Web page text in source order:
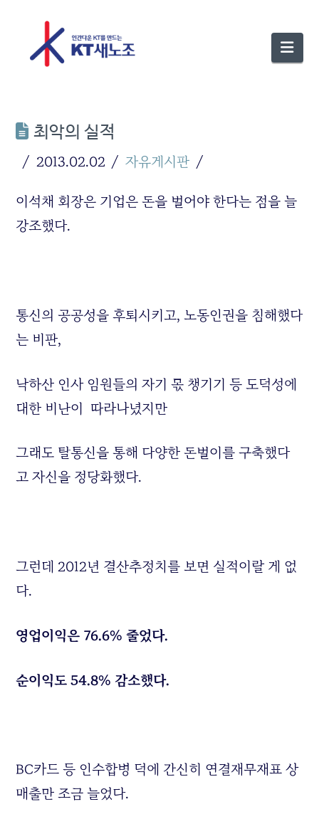
최악의 실적
2013.02.02 자유게시판
이석채 회장은 기업은 돈을 벌어야 한다는 점을 늘
강조했다.
통신의 공공성을 후퇴시키고, 노동인권을 침해했다
는 비판,
낙하산 인사 임원들의 자기 몫 챙기기 등 도덕성에
대한 비난이 따라나녔지만
그래도 탈통신을 통해 다양한 돈벌이를 구축했다
고 자신을 정당화했다.
그런데 2012년 결산추정치를 보면 실적이랄 게 없
다.
영업이익은 76.6% 줄었다.
순이익도 54.8% 감소했다.
BC카드 등 인수합병 덕에 간신히 연결재무재표 상
매출만 조금 늘었다.